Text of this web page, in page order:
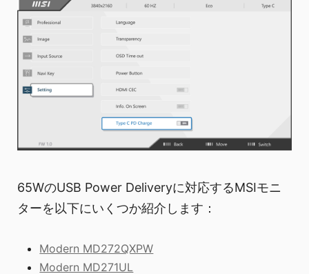
65WのUSB Power Deliveryに対応するMSIモニ
ターを以下にいくつか紹介します：
Modern MD272QXPW
Modern MD271UL